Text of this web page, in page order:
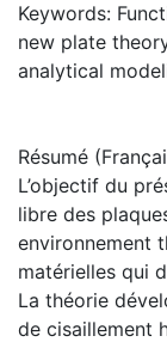
Keywords:
new plate
analytical
Résumé
L’objectif du
libre des
environnement
matérielles qui
La théorie
de cisaillement